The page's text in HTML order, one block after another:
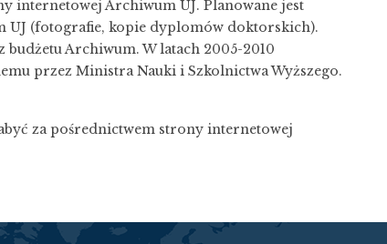
internetowej Archiwum UJ. Planowane jest
UJ (fotografie, kopie dyplomów doktorskich).
Archiwum. W latach 2005-2010
przez Ministra Nauki i Szkolnictwa Wyższego.
za pośrednictwem strony internetowej